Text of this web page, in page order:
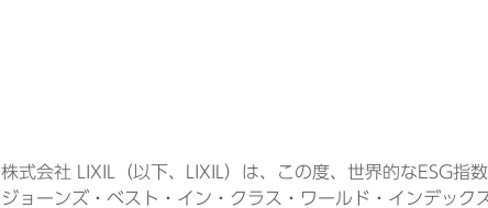
株式会社 LIXIL（以下、LIXIL）は、この度、世界的なESG
ジョーンズ・ベスト・イン・クラス・ワールド・インデッ